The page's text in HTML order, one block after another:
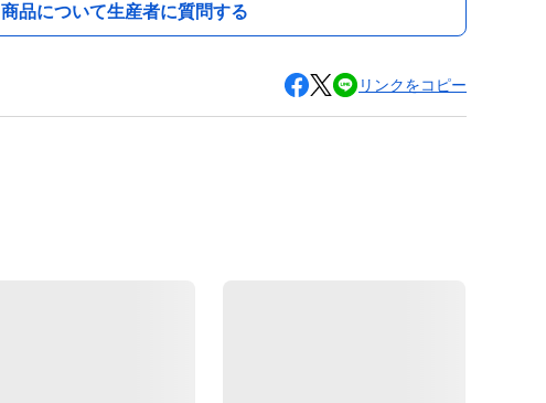
商品について生産者に質問する
リンクをコピー